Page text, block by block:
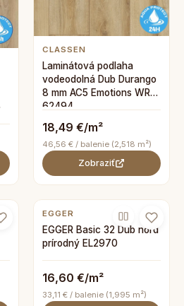
CLASSEN
Laminátová podlaha
vodeodolná Dub Durango
8 mm AC5 Emotions WR
62494
18,49 €/m²
46,56 € / balenie (2,518 m²)
Zobraziť
EGGER
EGGER Basic 32 Dub nord
prírodný EL2970
16,60 €/m²
33,11 € / balenie (1,995 m²)